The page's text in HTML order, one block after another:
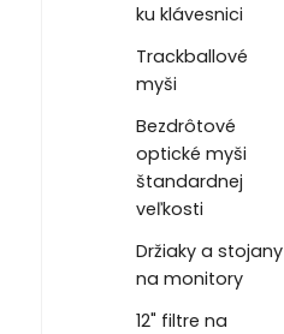
ku klávesnici
Trackballové
myši
Bezdrôtové
optické myši
štandardnej
veľkosti
Držiaky a stojany
na monitory
12" filtre na